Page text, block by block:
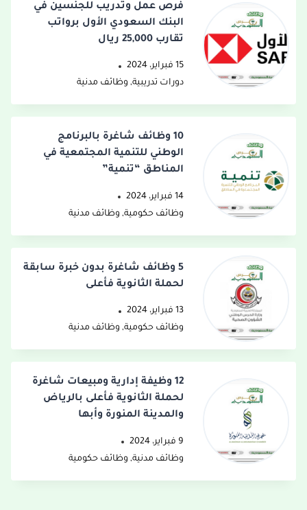
فرص عمل وتدريب للجنسين في
البنك السعودي الأول برواتب
تقارب 25,000 ريال
15 فبراير، 2024
دورات تدريبية, وظائف مدنية
10 وظائف شاغرة بالبرنامج
الوطني للتنمية المجتمعية في
المناطق “تنمية”
14 فبراير، 2024
وظائف حكومية, وظائف مدنية
5 وظائف شاغرة بدون خبرة سابقة
لحملة الثانوية فأعلى
13 فبراير، 2024
وظائف حكومية, وظائف مدنية
12 وظيفة إدارية ومبيعات شاغرة
لحملة الثانوية فأعلى بالرياض
والمدينة المنورة وأبها
9 فبراير، 2024
وظائف مدنية, وظائف حكومية